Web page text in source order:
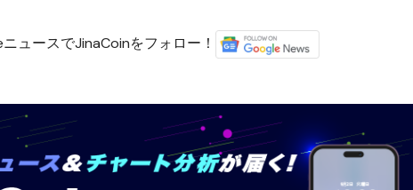
ュースでJinaCoinをフォロー！